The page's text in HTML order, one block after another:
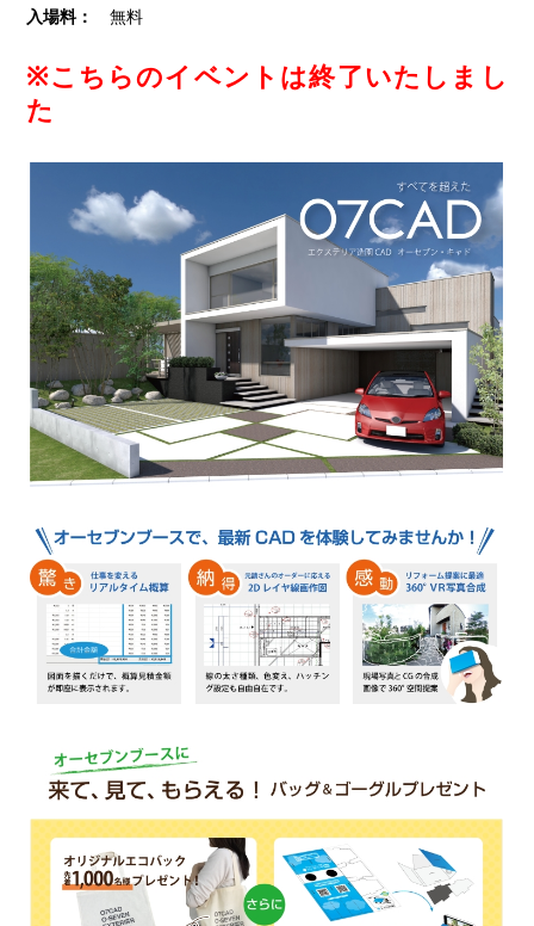
入場料：無料
※こちらのイベントは終了いたしまし
た